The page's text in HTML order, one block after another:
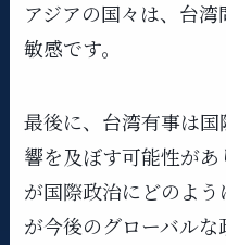
アジアの国々は、台
敏感です。
最後に、台湾有事は
響を及ぼす可能性が
が国際政治にどのよ
が今後のグローバル